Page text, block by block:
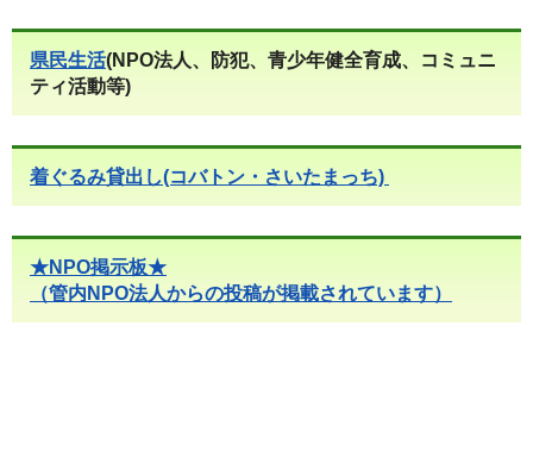
県民生活(NPO法人、防犯、青少年健全育成、コミュニ
ティ活動等)
着ぐるみ貸出し(コバトン・さいたまっち)
★NPO掲示板★
（管内NPO法人からの投稿が掲載されています）